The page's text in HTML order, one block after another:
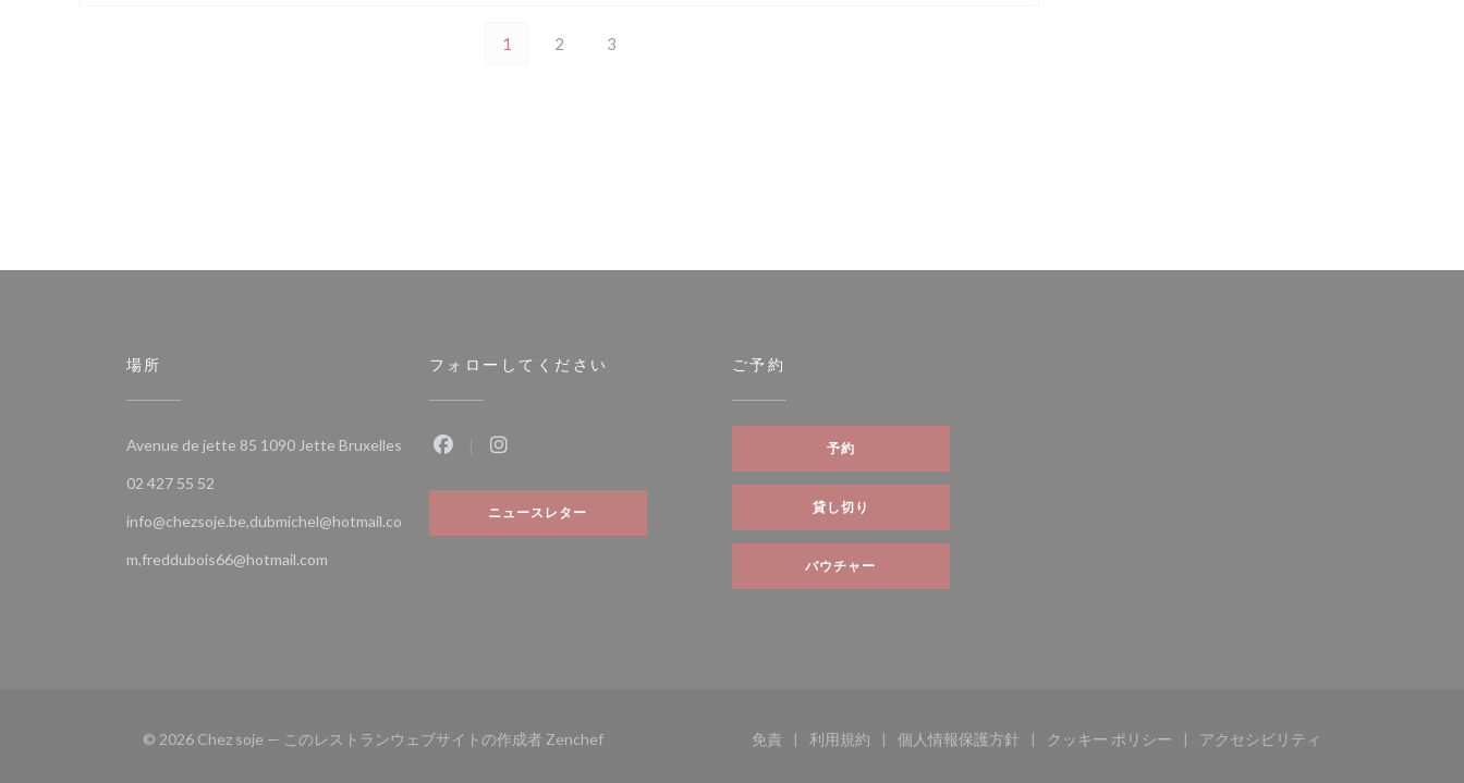
1 2 3
場所
Avenue de jette 85 1090 Jette Bruxelles((新しいウィンドウで開きます))
02 427 55 52
info@chezsoje.be,dubmichel@hotmail.co
m,freddubois66@hotmail.com
フォローしてください
Instagram ((新しいウィンドウで開きます))
ニュースレター
ご予約
予約
貸し切り
バウチャー
© 2026 Chez soje — このレストランウェブサイトの作成者 Zenchef((新しいウィンドウで開きます))
免責
((新しいウィンドウで開きます))
利用規約
((新しいウィンドウで開きます))
個人情報保護方針
((新しいウィンドウで開きます))
クッキー ポリシー
((新しいウィンドウで開きます))
アクセシビリティ
((新しいウィンドウで開きま